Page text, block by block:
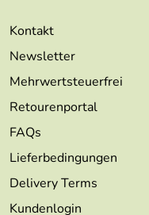
Kontakt
Newsletter
Mehrwertsteuerfrei
Retourenportal
FAQs
Lieferbedingungen
Delivery Terms
Kundenlogin